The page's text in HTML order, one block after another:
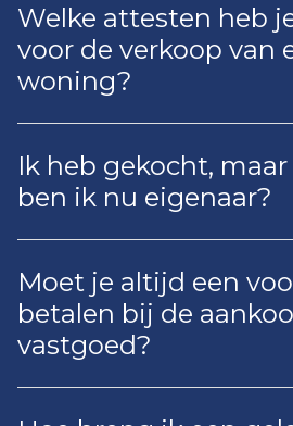
Welke attesten heb
voor de verkoop van
woning?
Ik heb gekocht,
ben ik nu eigenaar?
Moet je altijd een
betalen bij de
vastgoed?